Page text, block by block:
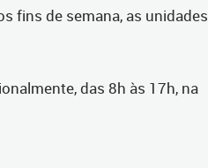
fins de semana, as unidades
das 8h às 17h, na